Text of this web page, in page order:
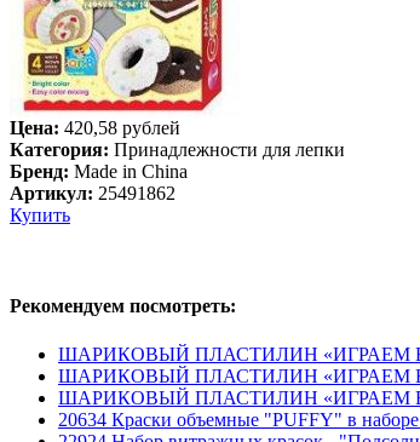
Цена: 420,58 рублей
Категория: Принадлежности для лепки
Бренд: Made in China
Артикул: 25491862
Купить
Рекомендуем посмотреть:
ШАРИКОВЫЙ ПЛАСТИЛИН «ИГРАЕМ
ШАРИКОВЫЙ ПЛАСТИЛИН «ИГРАЕМ
ШАРИКОВЫЙ ПЛАСТИЛИН «ИГРАЕМ
20634 Краски объемные "PUFFY" в